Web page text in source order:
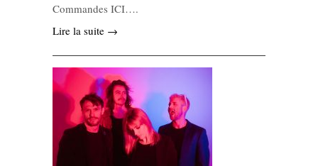
Commandes ICI….
Lire la suite →